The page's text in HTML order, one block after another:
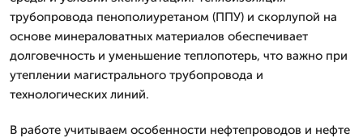
трубопровода пенополиуретаном (ППУ) и скорлупой на
основе минераловатных материалов обеспечивает
долговечность и уменьшение теплопотерь, что важно при
утеплении магистрального трубопровода и
технологических линий.
В работе учитываем особенности нефтепроводов и нефте